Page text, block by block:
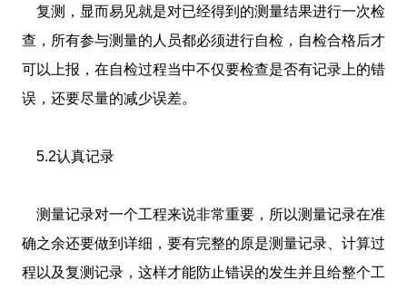
复测，显而易见就是对已经得到的测量结果进行一次检
查，所有参与测量的人员都必须进行自检，自检合格后才
可以上报，在自检过程当中不仅要检查是否有记录上的错
误，还要尽量的减少误差。
5.2认真记录
测量记录对一个工程来说非常重要，所以测量记录在准
确之余还要做到详细，要有完整的原是测量记录、计算过
程以及复测记录，这样才能防止错误的发生并且给整个工